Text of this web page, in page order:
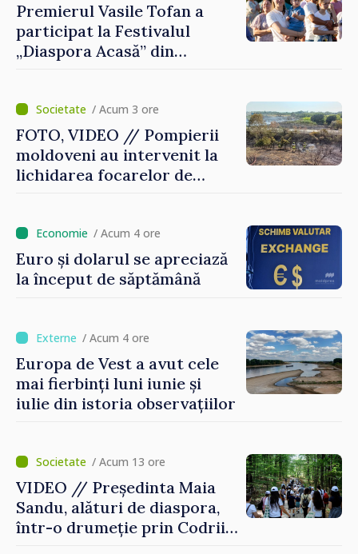
Premierul Vasile Tofan a
participat la Festivalul
„Diaspora Acasă” din
/ Acum 3 ore
FOTO, VIDEO // Pompierii
moldoveni au intervenit la
lichidarea focarelor de
durat cinci ore
/ Acum 4 ore
Euro și dolarul se apreciază
la început de săptămână
/ Acum 4 ore
Europa de Vest a avut cele
mai fierbinți luni iunie și
iulie din istoria observațiilor
/ Acum 13 ore
VIDEO // Președinta Maia
Sandu, alături de diaspora,
într-o drumeție prin Codrii